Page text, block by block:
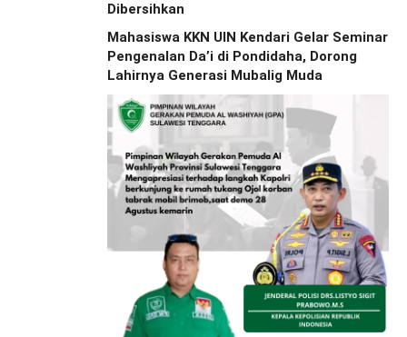
Dibersihkan
Mahasiswa KKN UIN Kendari Gelar Seminar
Pengenalan Da’i di Pondidaha, Dorong
Lahirnya Generasi Mubalig Muda